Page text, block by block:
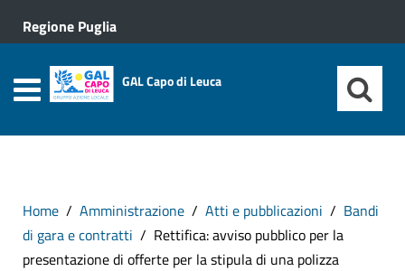
Regione Puglia
GAL Capo di Leuca
Home Amministrazione Atti e pubblicazioni
Bandi
di gara e contratti
Rettifica: avviso pubblico per la
presentazione di offerte per la stipula di una polizza